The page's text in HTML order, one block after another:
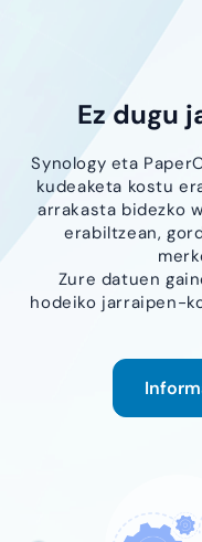
Ez dugu
Synology eta
kudeaketa kostu
arrakasta bidezko
erabiltzean,
Zure datuen
hodeiko jarraipen-